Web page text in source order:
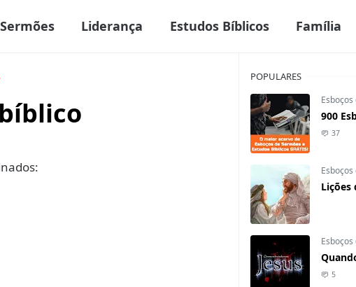
Liderança Estudos Bíblicos Família
POPULARES
900
37
Lições
5